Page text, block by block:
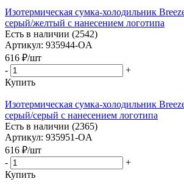
Изотермическая сумка-холодильник
серый/желтый с нанесением логотипа
Есть в наличии (2542)
Артикул: 935944-OA
616 ₽/шт
-
+
Купить
Изотермическая сумка-холодильник
серый/серый с нанесением логотипа
Есть в наличии (2365)
Артикул: 935951-OA
616 ₽/шт
-
+
Купить